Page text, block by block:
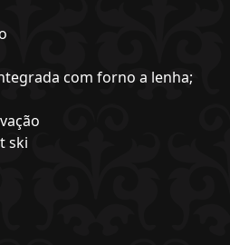
com forno a lenha;
ski